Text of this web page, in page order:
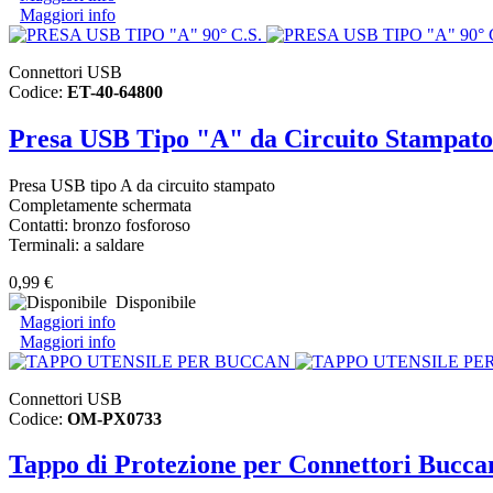
Maggiori info
Connettori USB
Codice: ET-40-64800
Presa USB Tipo "A" da Circuito Stampato
Presa USB tipo A da circuito stampato
Completamente schermata
Contatti: bronzo fosforoso
Terminali: a saldare
0,99 €
Disponibile
Maggiori info
Maggiori info
Connettori USB
Codice: OM-PX0733
Tappo di Protezione per Connettori